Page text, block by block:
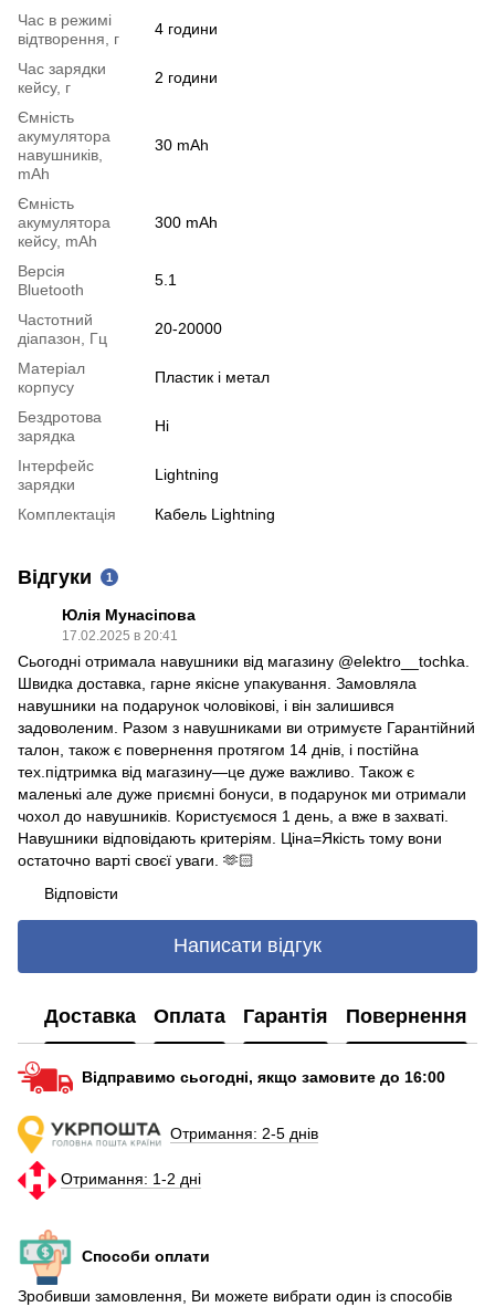
Час в режимі
відтворення, г
4 години
Час зарядки
кейсу, г
2 години
Ємність
акумулятора
навушників,
mAh
30 mAh
Ємність
акумулятора
кейсу, mAh
300 mAh
Версія
Bluetooth
5.1
Частотний
діапазон, Гц
20-20000
Матеріал
корпусу
Пластик і метал
Бездротова
зарядка
Ні
Інтерфейс
зарядки
Lightning
Комплектація Кабель Lightning
Відгуки 1
Юлія Мунасіпова
17.02.2025 в 20:41
Сьогодні отримала навушники від магазину @elektro__tochka.
Швидка доставка, гарне якісне упакування. Замовляла
навушники на подарунок чоловікові, і він залишився
задоволеним. Разом з навушниками ви отримуєте Гарантійний
талон, також є повернення протягом 14 днів, і постійна
тех.підтримка від магазину—це дуже важливо. Також є
маленькі але дуже приємні бонуси, в подарунок ми отримали
чохол до навушників. Користуємося 1 день, а вже в захваті.
Навушники відповідають критеріям. Ціна=Якість тому вони
остаточно варті своєї уваги. 🫶🏻
Відповісти
Написати відгук
Доставка Оплата Гарантія Повернення
Відправимо сьогодні, якщо замовите до 16:00
Отримання: 2-5 днів
Отримання: 1-2 дні
Способи оплати
Зробивши замовлення, Ви можете вибрати один із способів